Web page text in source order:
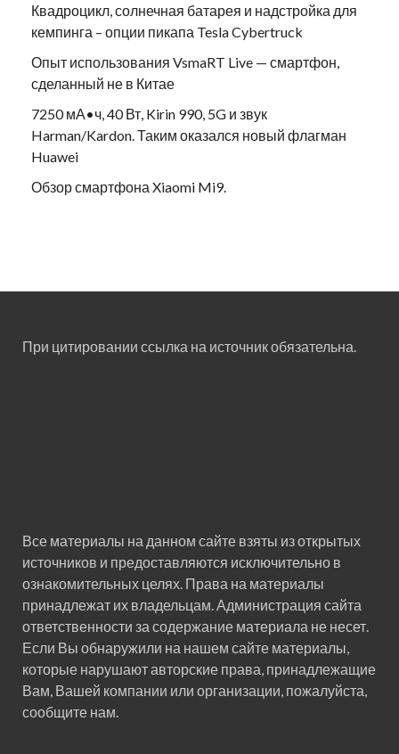
Квадроцикл, солнечная батарея и надстройка для
кемпинга – опции пикапа Tesla Cybertruck
Опыт использования VsmaRT Live — смартфон,
сделанный не в Китае
7250 мА•ч, 40 Вт, Kirin 990, 5G и звук
Harman/Kardon. Таким оказался новый флагман
Huawei
Обзор смартфона Xiaomi Mi9.
При цитировании ссылка на источник обязательна.
Все материалы на данном сайте взяты из открытых
источников и предоставляются исключительно в
ознакомительных целях. Права на материалы
принадлежат их владельцам. Администрация сайта
ответственности за содержание материала не несет.
Если Вы обнаружили на нашем сайте материалы,
которые нарушают авторские права, принадлежащие
Вам, Вашей компании или организации, пожалуйста,
сообщите нам.